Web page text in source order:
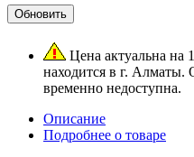
Цена актуальна на
находится в г. Алматы.
временно недоступна.
Описание
Подробнее о товаре